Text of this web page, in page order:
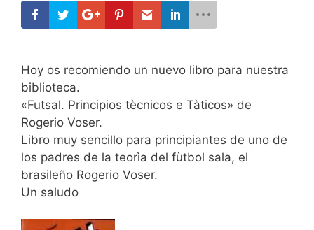
Hoy os recomiendo un nuevo libro para nuestra
biblioteca.
«Futsal. Principios tècnicos e Tàticos» de
Rogerio Voser.
Libro muy sencillo para principiantes de uno de
los padres de la teorìa del fùtbol sala, el
brasileño Rogerio Voser.
Un saludo